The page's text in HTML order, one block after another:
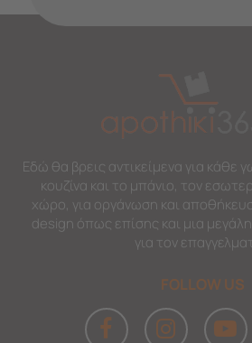
Εδώ θα βρεις αντικείμενα για κάθε
κουζίνα και το μπάνιο, τον
χώρο, για οργάνωση και
design όπως επίσης και μια
για τον
FOLLOW US